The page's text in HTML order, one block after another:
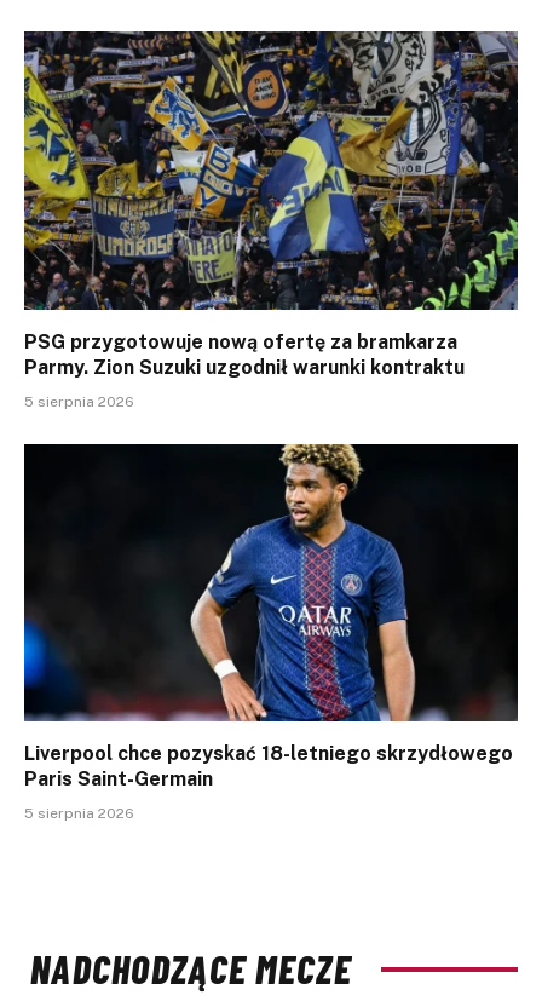
PSG przygotowuje nową ofertę za bramkarza
Parmy. Zion Suzuki uzgodnił warunki kontraktu
5 sierpnia 2026
Liverpool chce pozyskać 18-letniego skrzydłowego
Paris Saint-Germain
5 sierpnia 2026
NADCHODZĄCE MECZE